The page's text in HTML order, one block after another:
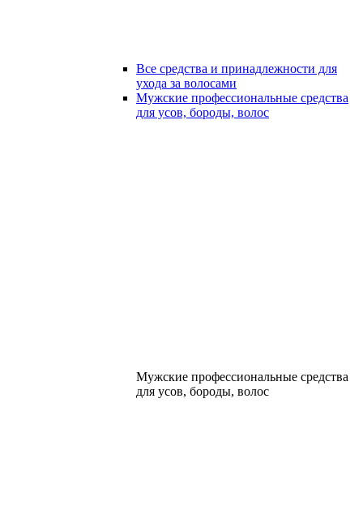
Все средства и принадлежности для
ухода за волосами
Мужские профессиональные средства
для усов, бороды, волос
Мужские профессиональные средства
для усов, бороды, волос